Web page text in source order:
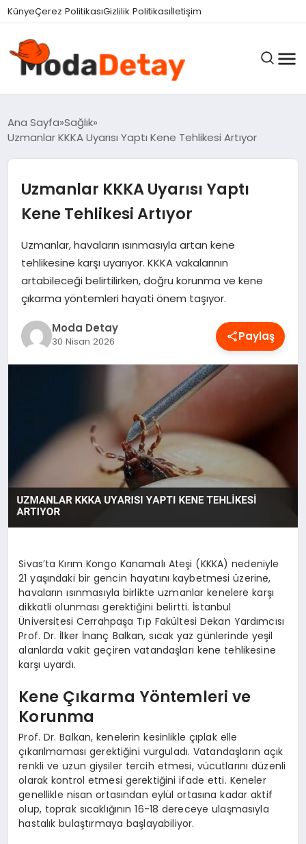
KünyeÇerez PolitikasıGizlilik Politikasıİletişim
GÜNDEM
EĞITIM
MAGAZIN
TEKNOLOJI
YAŞAM
Ana Sayfa Sağlık
Uzmanlar KKKA Uyarısı Yaptı Kene Tehlikesi Artıyor
Uzmanlar KKKA Uyarısı Yaptı
Kene Tehlikesi Artıyor
Uzmanlar, havaların ısınmasıyla artan kene
tehlikesine karşı uyarıyor. KKKA vakalarının
artabileceği belirtilirken, doğru korunma ve kene
çıkarma yöntemleri hayati önem taşıyor.
Moda Detay
30 Nisan 2026 Paylaş
Sivas’ta Kırım Kongo Kanamalı Ateşi (KKKA) nedeniyle
21 yaşındaki bir gencin hayatını kaybetmesi üzerine,
havaların ısınmasıyla birlikte uzmanlar kenelere karşı
dikkatli olunması gerektiğini belirtti. İstanbul
Üniversitesi Cerrahpaşa Tıp Fakültesi Dekan Yardımcısı
Prof. Dr. İlker İnanç Balkan, sıcak yaz günlerinde yeşil
alanlarda vakit geçiren vatandaşları kene tehlikesine
karşı uyardı.
Kene Çıkarma Yöntemleri ve
Korunma
Prof. Dr. Balkan, kenelerin kesinlikle çıplak elle
çıkarılmaması gerektiğini vurguladı. Vatandaşların açık
renkli ve uzun giysiler tercih etmesi, vücutlarını düzenli
olarak kontrol etmesi gerektiğini ifade etti. Keneler
genellikle nisan ortasından eylül ortasına kadar aktif
olup, toprak sıcaklığının 16-18 dereceye ulaşmasıyla
hastalık bulaştırmaya başlayabiliyor.